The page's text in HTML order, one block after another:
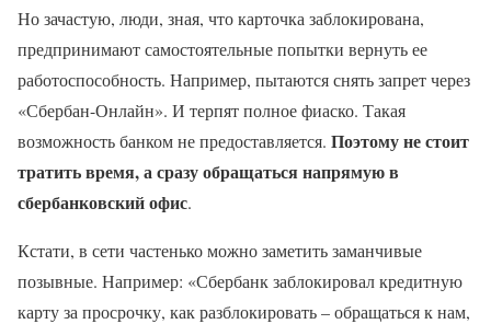
Но зачастую, люди, зная, что карточка заблокирована,
предпринимают самостоятельные попытки вернуть ее
работоспособность. Например, пытаются снять запрет через
«Сбербан-Онлайн». И терпят полное фиаско. Такая
возможность банком не предоставляется. Поэтому не стоит
тратить время, а сразу обращаться напрямую в
сбербанковский офис.
Кстати, в сети частенько можно заметить заманчивые
позывные. Например: «Сбербанк заблокировал кредитную
карту за просрочку, как разблокировать – обращаться к нам,